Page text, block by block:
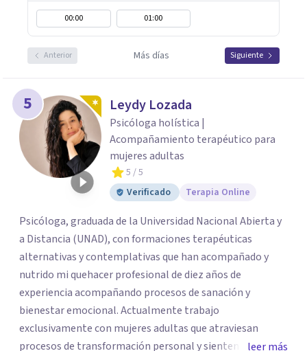
00:00 01:00
Anterior Más días Siguiente
5 Leydy Lozada
Psicóloga holística |
Acompañamiento terapéutico para
mujeres adultas
5 / 5
Verificado
Terapia Online
Psicóloga, graduada de la Universidad Nacional Abierta y
a Distancia (UNAD), con formaciones terapéuticas
alternativas y contemplativas que han acompañado y
nutrido mi quehacer profesional de diez años de
experiencia acompañando procesos de sanación y
bienestar emocional. Actualmente trabajo
exclusivamente con mujeres adultas que atraviesan
procesos de transformación personal y sienten laleer más